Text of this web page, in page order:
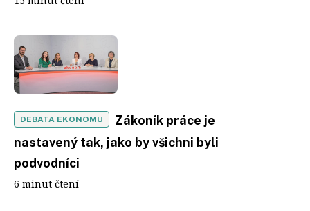
DEBATA EKONOMU
Zákoník práce je
nastavený tak, jako by všichni byli
podvodníci
6 minut čtení